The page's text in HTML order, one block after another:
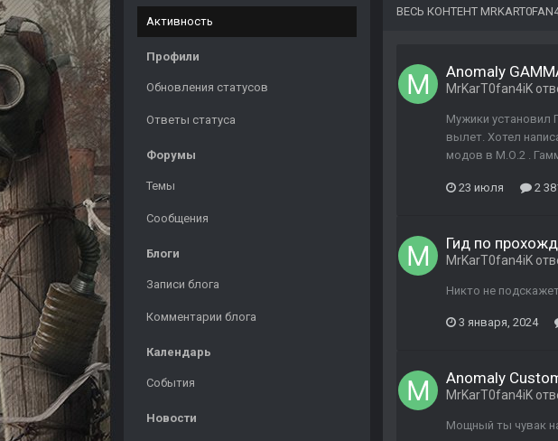
Активность
Профили
Обновления статусов
Ответы статуса
Форумы
Темы
Сообщения
Блоги
Записи блога
Комментарии блога
Календарь
События
Новости
ВЕСЬ КОНТЕНТ
Anomaly
MrKarT0fan4iK
Мужики установил
вылет. Хотел
модов в М.О.2 .
23 июля 2
Гид по
MrKarT0fan4iK
Никто не
3 января, 2024
Anomaly
MrKarT0fan4iK
Мощный ты чувак